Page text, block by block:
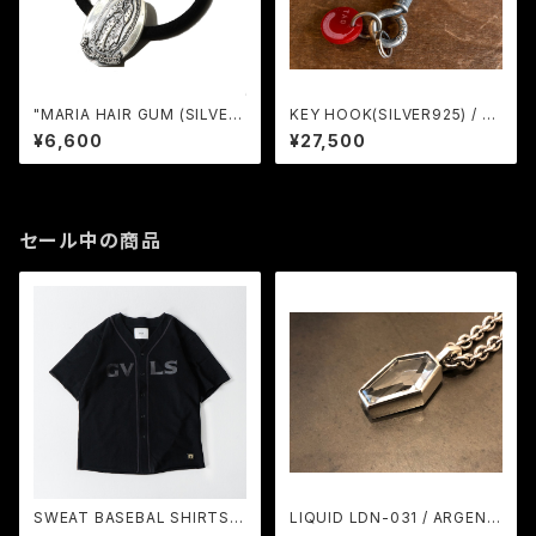
"MARIA HAIR GUM (SILVER)
/ RUDE GALLERY
¥6,600
KEY HOOK(SILVER925) / G
ERUGA
¥27,500
セール中の商品
SWEAT BASEBAL SHIRTS
LIQUID LDN-031 / ARGENT